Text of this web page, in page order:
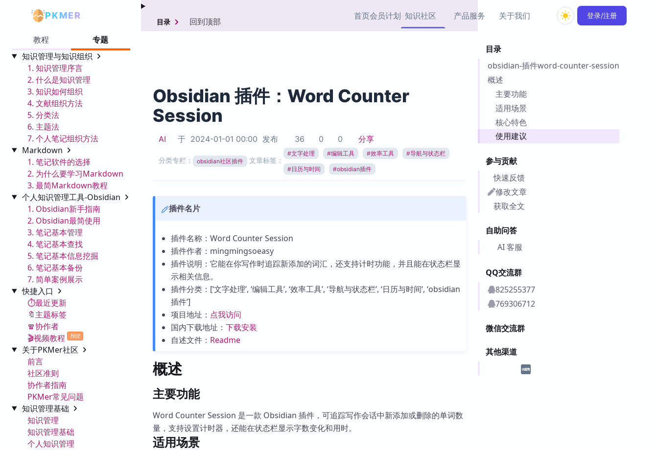
PKMER 首页会员计划 知识社区
协作者
Zotero 专题
Obsidian 专题
产品服务
Zotero 插件
Zotero 插件资源与加速
挂件集市
Obsidian 教程
关于我们 登录/注册
教程
专题
知识管理与知识组织
1. 知识管理序言
2. 什么是知识管理
3. 知识如何组织
4. 文献组织方法
5. 分类法
6. 主题法
7. 个人笔记组织方法
Markdown
1. 笔记软件的选择
2. 为什么要学习Markdown
3. 最简Markdown教程
个人知识管理工具-Obsidian
1. Obsidian新手指南
2. Obsidian最简使用
3. 笔记基本管理
4. 笔记基本查找
5. 笔记基本信息挖掘
6. 笔记基本备份
7. 简单案例展示
快捷入口
⏱️最近更新
🔖主题标签
🧣协作者
🎬视频教程
Hot
关于PKMer社区
前言
社区准则
协作者指南
PKMer常见问题
知识管理基础
知识管理
知识管理基础
个人知识管理
目录
obsidian-插件word-counter-session
概述
主要功能
适用场景
核心特色
使用建议
参与贡献
快速反馈
修改文章
获取全文
自助问答
AI 客服
QQ交流群
825255377
769306712
微信交流群
其他渠道
目录 回到顶部
Obsidian 插件：Word Counter
Session
AI 于 2024-01-01 00:00 发布 36 0 0 分享
分类专栏： obsidian社区插件 文章标签：
#文字处理 #编辑工具 #效率工具 #导航与状态栏
#日历与时间 #obsidian插件
插件名片
插件名称：Word Counter Session
插件作者：mingmingsoeasy
插件说明：它能在你写作时追踪新添加的词汇，还支持计时功能，并且能在状态栏显
示相关信息。
插件分类：[‘文字处理’, ‘编辑工具’, ‘效率工具’, ‘导航与状态栏’, ‘日历与时间’, ‘obsidian
插件’]
项目地址： 点我访问
国内下载地址： 下载安装
自述文件： Readme
概述
主要功能
Word Counter Session 是一款 Obsidian 插件，可追踪写作会话中新添加或删除的单词数
量，支持设置计时器，还能在状态栏显示字数变化和用时。
适用场景